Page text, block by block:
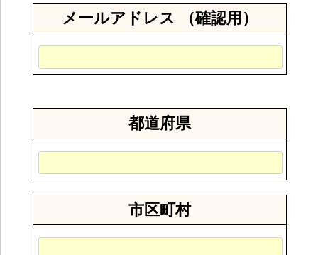
メールアドレス （確認用）
都道府県
市区町村